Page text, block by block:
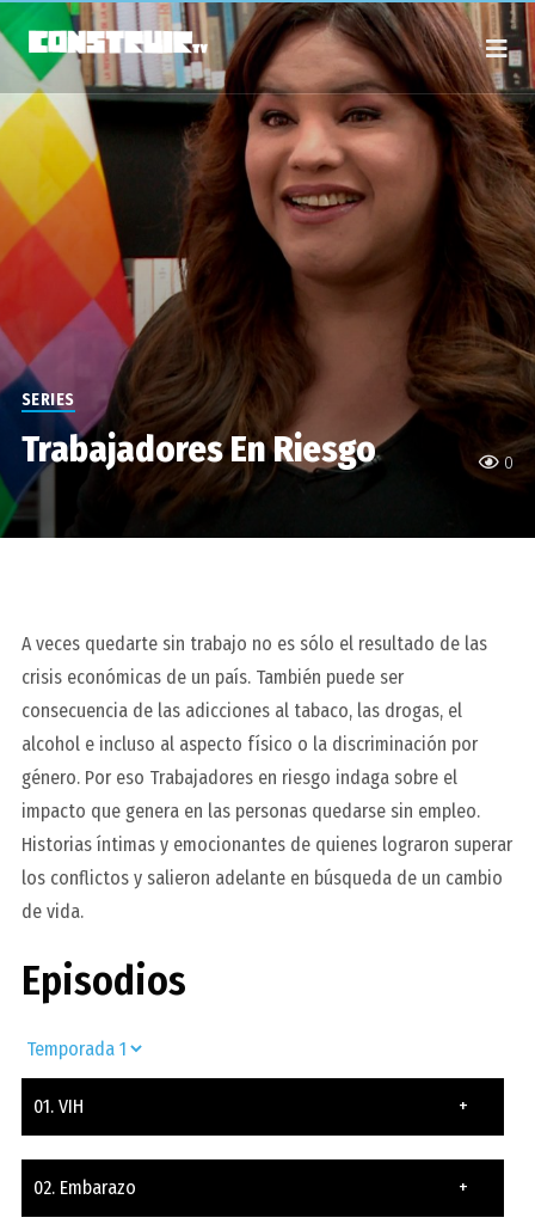
0
SERIES
Trabajadores En Riesgo
A veces quedarte sin trabajo no es sólo el resultado de las
crisis económicas de un país. También puede ser
consecuencia de las adicciones al tabaco, las drogas, el
alcohol e incluso al aspecto físico o la discriminación por
género. Por eso Trabajadores en riesgo indaga sobre el
impacto que genera en las personas quedarse sin empleo.
Historias íntimas y emocionantes de quienes lograron superar
los conflictos y salieron adelante en búsqueda de un cambio
de vida.
Episodios
01. VIH +
02. Embarazo +